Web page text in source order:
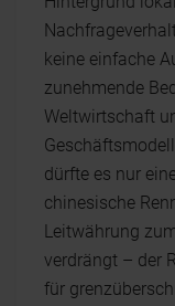
keine einfache
zunehmende
Weltwirtschaft
dürfte es nur
chinesische
Leitwährung
verdrängt – der
für